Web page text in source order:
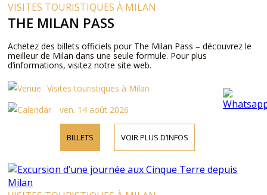
VISITES TOURISTIQUES À MILAN
THE MILAN PASS
Achetez des billets officiels pour The Milan Pass – découvrez le
meilleur de Milan dans une seule formule. Pour plus
d’informations, visitez notre site web.
Visites touristiques à Milan
ven. 14 août 2026
BILLETS VOIR PLUS D’INFOS